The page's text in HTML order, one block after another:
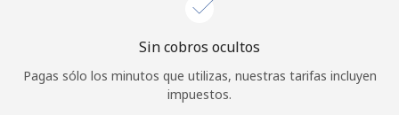
Sin cobros ocultos
Pagas sólo los minutos que utilizas, nuestras tarifas incluyen
impuestos.